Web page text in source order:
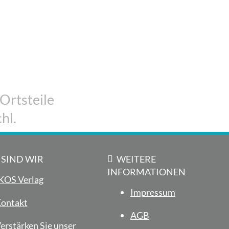
WIR
Verlag
Sie unser
WEITERE
INFORMATIONEN
Impressum
AGB